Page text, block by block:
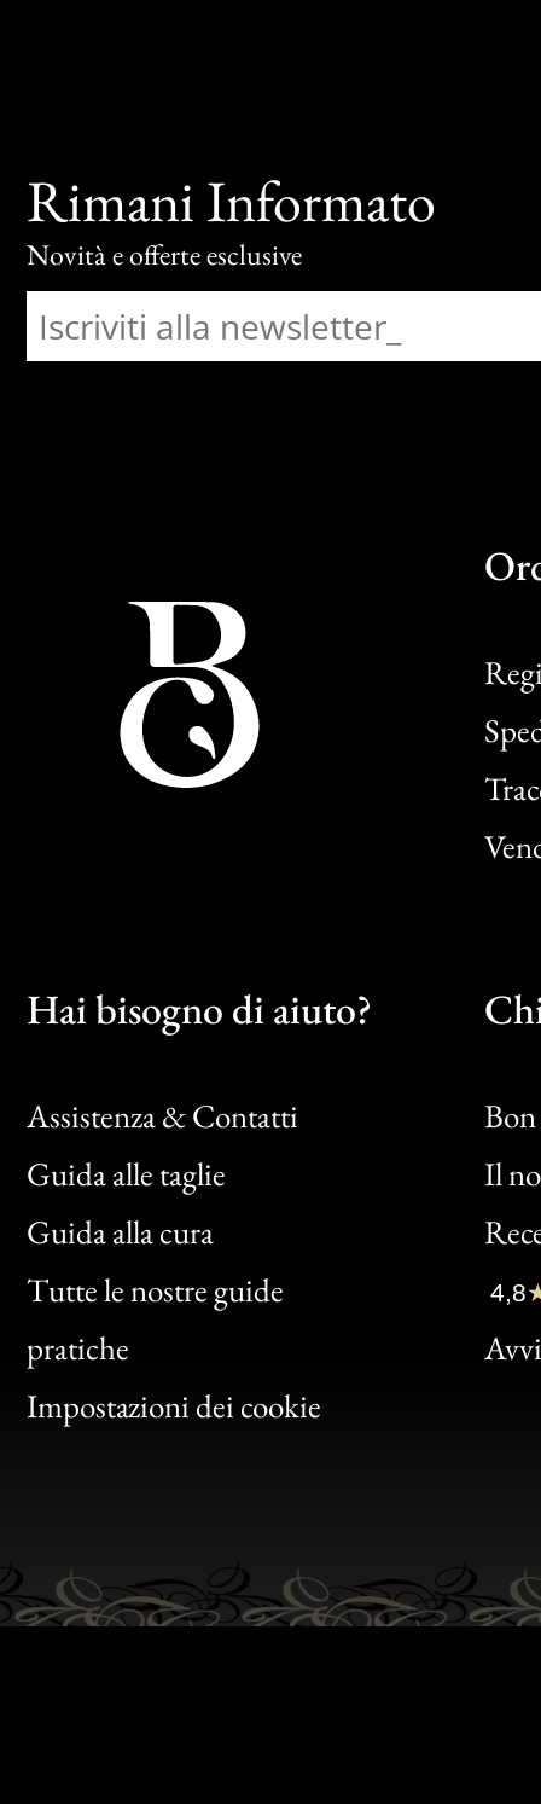
Rimani Informato
Novità e offerte esclusive
Hai bisogno di aiuto?
Assistenza & Contatti
Guida alle taglie
Guida alla cura
Tutte le nostre guide
pratiche
Impostazioni dei cookie
Il
Bon
Clic
Bon
4,8